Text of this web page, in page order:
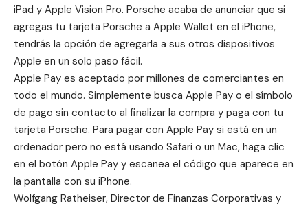
iPad y Apple Vision Pro. Porsche acaba de anunciar que si
agregas tu tarjeta Porsche a Apple Wallet en el iPhone,
tendrás la opción de agregarla a sus otros dispositivos
Apple en un solo paso fácil.
Apple Pay es aceptado por millones de comerciantes en
todo el mundo. Simplemente busca Apple Pay o el símbolo
de pago sin contacto al finalizar la compra y paga con tu
tarjeta Porsche. Para pagar con Apple Pay si está en un
ordenador pero no está usando Safari o un Mac, haga clic
en el botón Apple Pay y escanea el código que aparece en
la pantalla con su iPhone.
Wolfgang Ratheiser, Director de Finanzas Corporativas y